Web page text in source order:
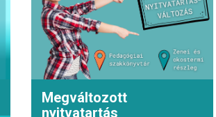
Megváltozott
nyitvatartás